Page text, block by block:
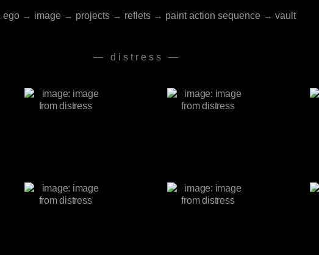
ego → image → projects → reflets → paint action sequence → vault
— distress —